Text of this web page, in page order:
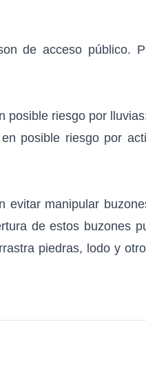
de acceso público.
posible riesgo por
posible riesgo por
evitar manipular
de estos buzones
piedras, lodo y